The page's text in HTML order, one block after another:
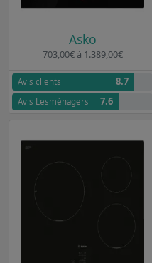
Asko
703,00€ à 1.389,00€
Avis clients 8.7
Avis Lesménagers 7.6